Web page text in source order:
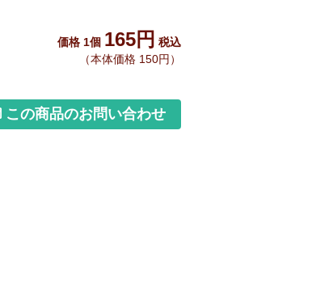
価格 1個 165円 税込
（本体価格 150円）
この商品のお問い合わせ